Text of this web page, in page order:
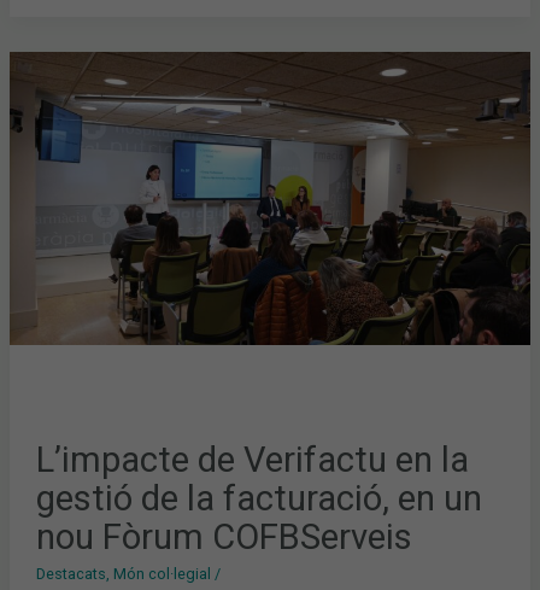
L’impacte de Verifactu en la
gestió de la facturació, en un
nou Fòrum COFBServeis
Destacats Món col·legial /
L’IMPACTE
VERIFACTU
EN
LA
GESTIÓ
LA
FACTURACIÓ,
FÒRUM
COFBSERVEIS